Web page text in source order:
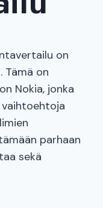
on
Tämä on
Nokia, jonka
parhaan
sekä